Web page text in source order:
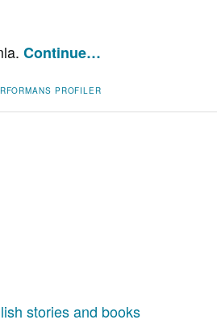
Continue…
PROFILER
stories and books